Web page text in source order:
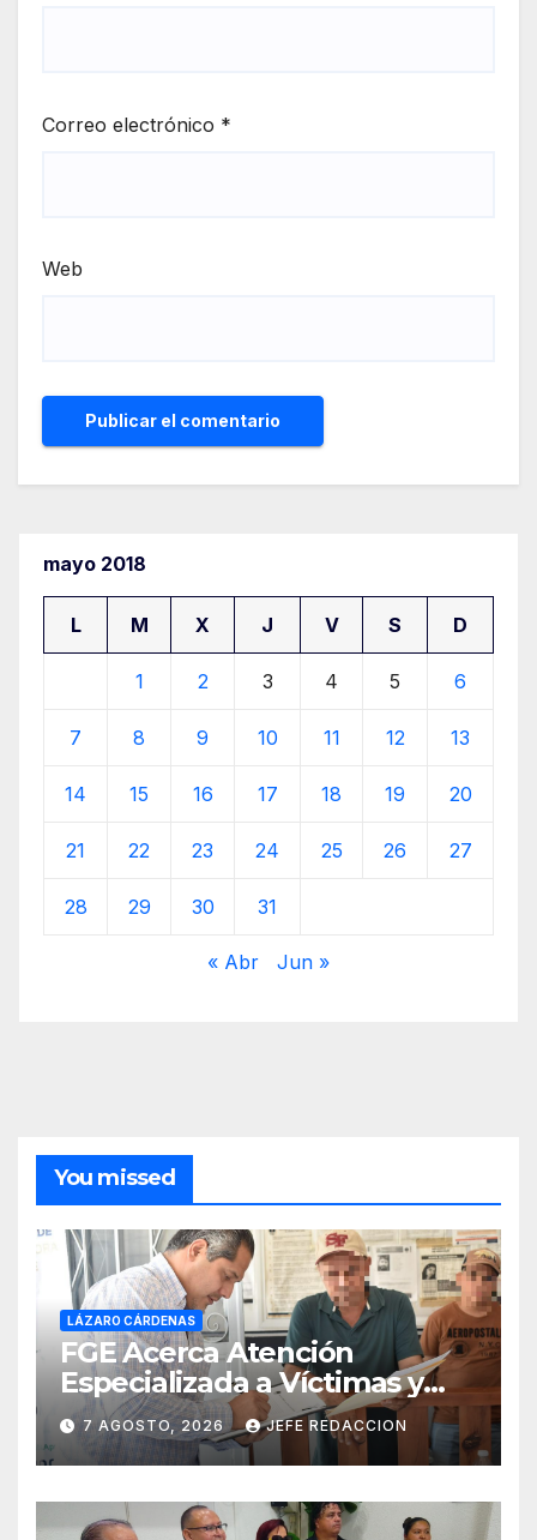
Correo electrónico *
Web
mayo 2018
L M X J V S D
1 2 3 4 5 6
7 8 9 10 11 12 13
14 15 16 17 18 19 20
21 22 23 24 25 26 27
28 29 30 31
« Abr Jun »
You missed
LÁZARO CÁRDENAS
FGE Acerca Atención
Especializada a Víctimas y
Ciudadanía de Coalcomán
7 AGOSTO, 2026 JEFE REDACCION